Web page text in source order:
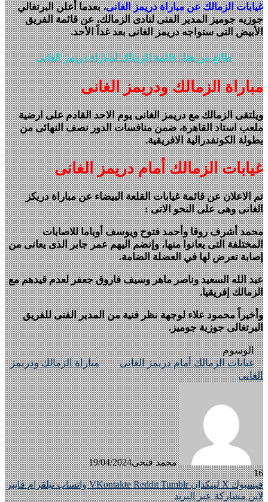
غيابات الزمالك عن مباراة دريمز الغانى، بعدما أعلن البرتغالي
جوزيه جوميز المدير الفنى لنادى الزمالك، عن قائمة الفريق
الأبيض التى ستواجه دريمز الغانى بعد غداً الأحد.
طالع من هنا.. قائمة الزمالك لمباراة دريمز الغانى
مباراة الزمالك ودريمز الغانى
ويلتقى الزمالك مع دريمز الغانى يوم الاحد القادم على ارضية
ملعب استاد القاهرة، ضمن منافسات الدور نصف النهائى من
بطولة الكونفدرالية الافريقية.
غيابات الزمالك أمام دريمز الغانى
تم الاعلان عن قائمة غيابات القلعة البيضاء عن مباراة دريكز
الغانى وهى على النحو الاتى :
محمد أشرف روقا وأحمد فتوح ويوسف أوباما للاصابات
المختلفة التى يعانوا منها، وإنضم اليهم عمر جابر الذى يعانى من
إصابة تعرض لها في العضلة الضامة.
عبد الله السعيد وناصر ماهر وسيف فاروق جعفر لعدم قيدهم مع
الزمالك إفريقيا.
وأخيراً محمود علاء لوجهة نظر فنية من المدير الفنى للفريق
البرتغالى جوزية جوميز.
الوسوم
غيابات الزمالك أمام دريمز الغانى
مباراة الزمالك ودريمز
الغانى
محمد فتحى19/04/2024
16
فيسبوك X لينكدإن واتساب تيلقرام ڤايبر
لاين مشاركة عبر البريد